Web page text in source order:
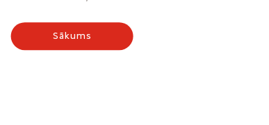
Sākums